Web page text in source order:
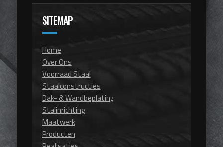
SITEMAP
Home
Over Ons
Voorraad Staal
Staalconstructies
Dak- & Wandbeplating
Stalinrichting
Maatwerk
Producten